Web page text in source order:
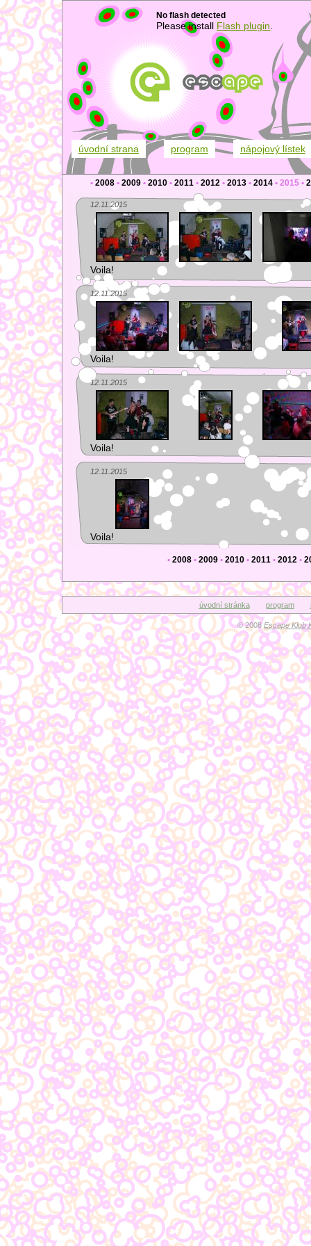
No flash detected
Please install Flash plugin
úvodní strana program nápojový lístek
• 2008 • 2009 • 2010 • 2011 • 2012 • 2013 • 2014 • 2015 •
12.11.2015
Voila!
12.11.2015
Voila!
12.11.2015
Voila!
12.11.2015
Voila!
• 2008 • 2009 • 2010 • 2011 • 2012 •
úvodní stránka program
© 2008Escape Klub